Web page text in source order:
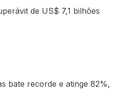
de US$ 7,1 bilhões
bate recorde e atinge 82%,